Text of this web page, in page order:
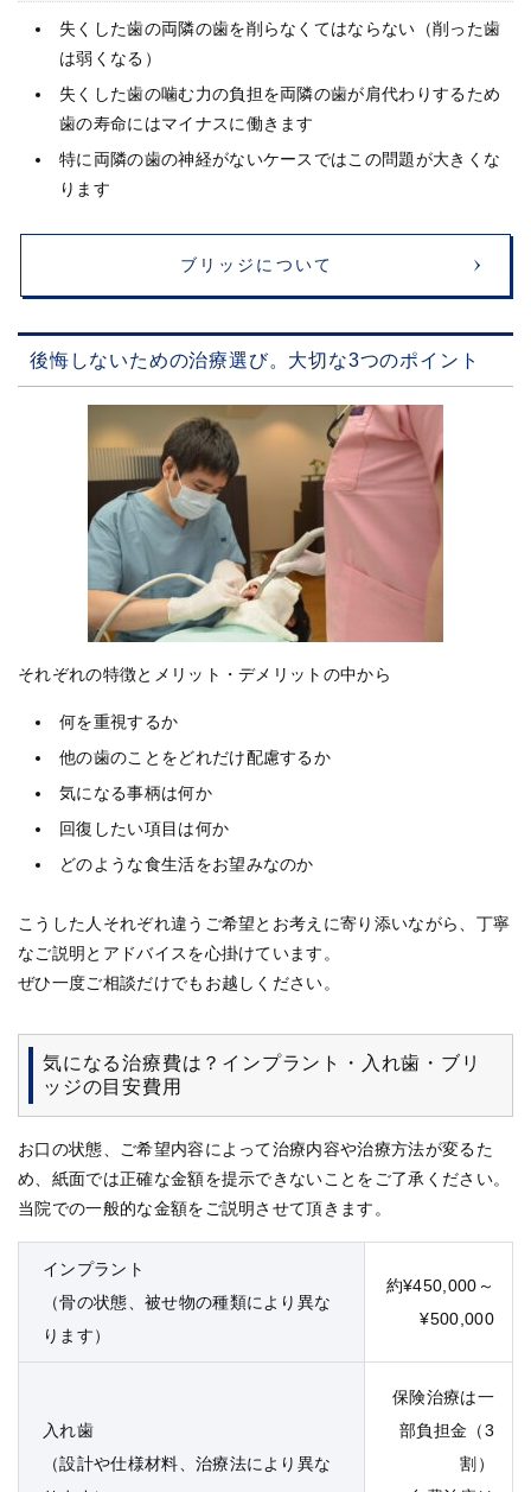
失くした歯の両隣の歯を削らなくてはならない（削った歯
は弱くなる）
失くした歯の噛む力の負担を両隣の歯が肩代わりするため
歯の寿命にはマイナスに働きます
特に両隣の歯の神経がないケースではこの問題が大きくな
ります
ブリッジについて
後悔しないための治療選び。大切な3つのポイント
それぞれの特徴とメリット・デメリットの中から
何を重視するか
他の歯のことをどれだけ配慮するか
気になる事柄は何か
回復したい項目は何か
どのような食生活をお望みなのか
こうした人それぞれ違うご希望とお考えに寄り添いながら、丁寧
なご説明とアドバイスを心掛けています。
ぜひ一度ご相談だけでもお越しください。
気になる治療費は？インプラント・入れ歯・ブリ
ッジの目安費用
お口の状態、ご希望内容によって治療内容や治療方法が変るた
め、紙面では正確な金額を提示できないことをご了承ください。
当院での一般的な金額をご説明させて頂きます。
インプラント
（骨の状態、被せ物の種類により異な
ります）
約¥450,000～
¥500,000
入れ歯
（設計や仕様材料、治療法により異な
保険治療は一
部負担金（3
割）